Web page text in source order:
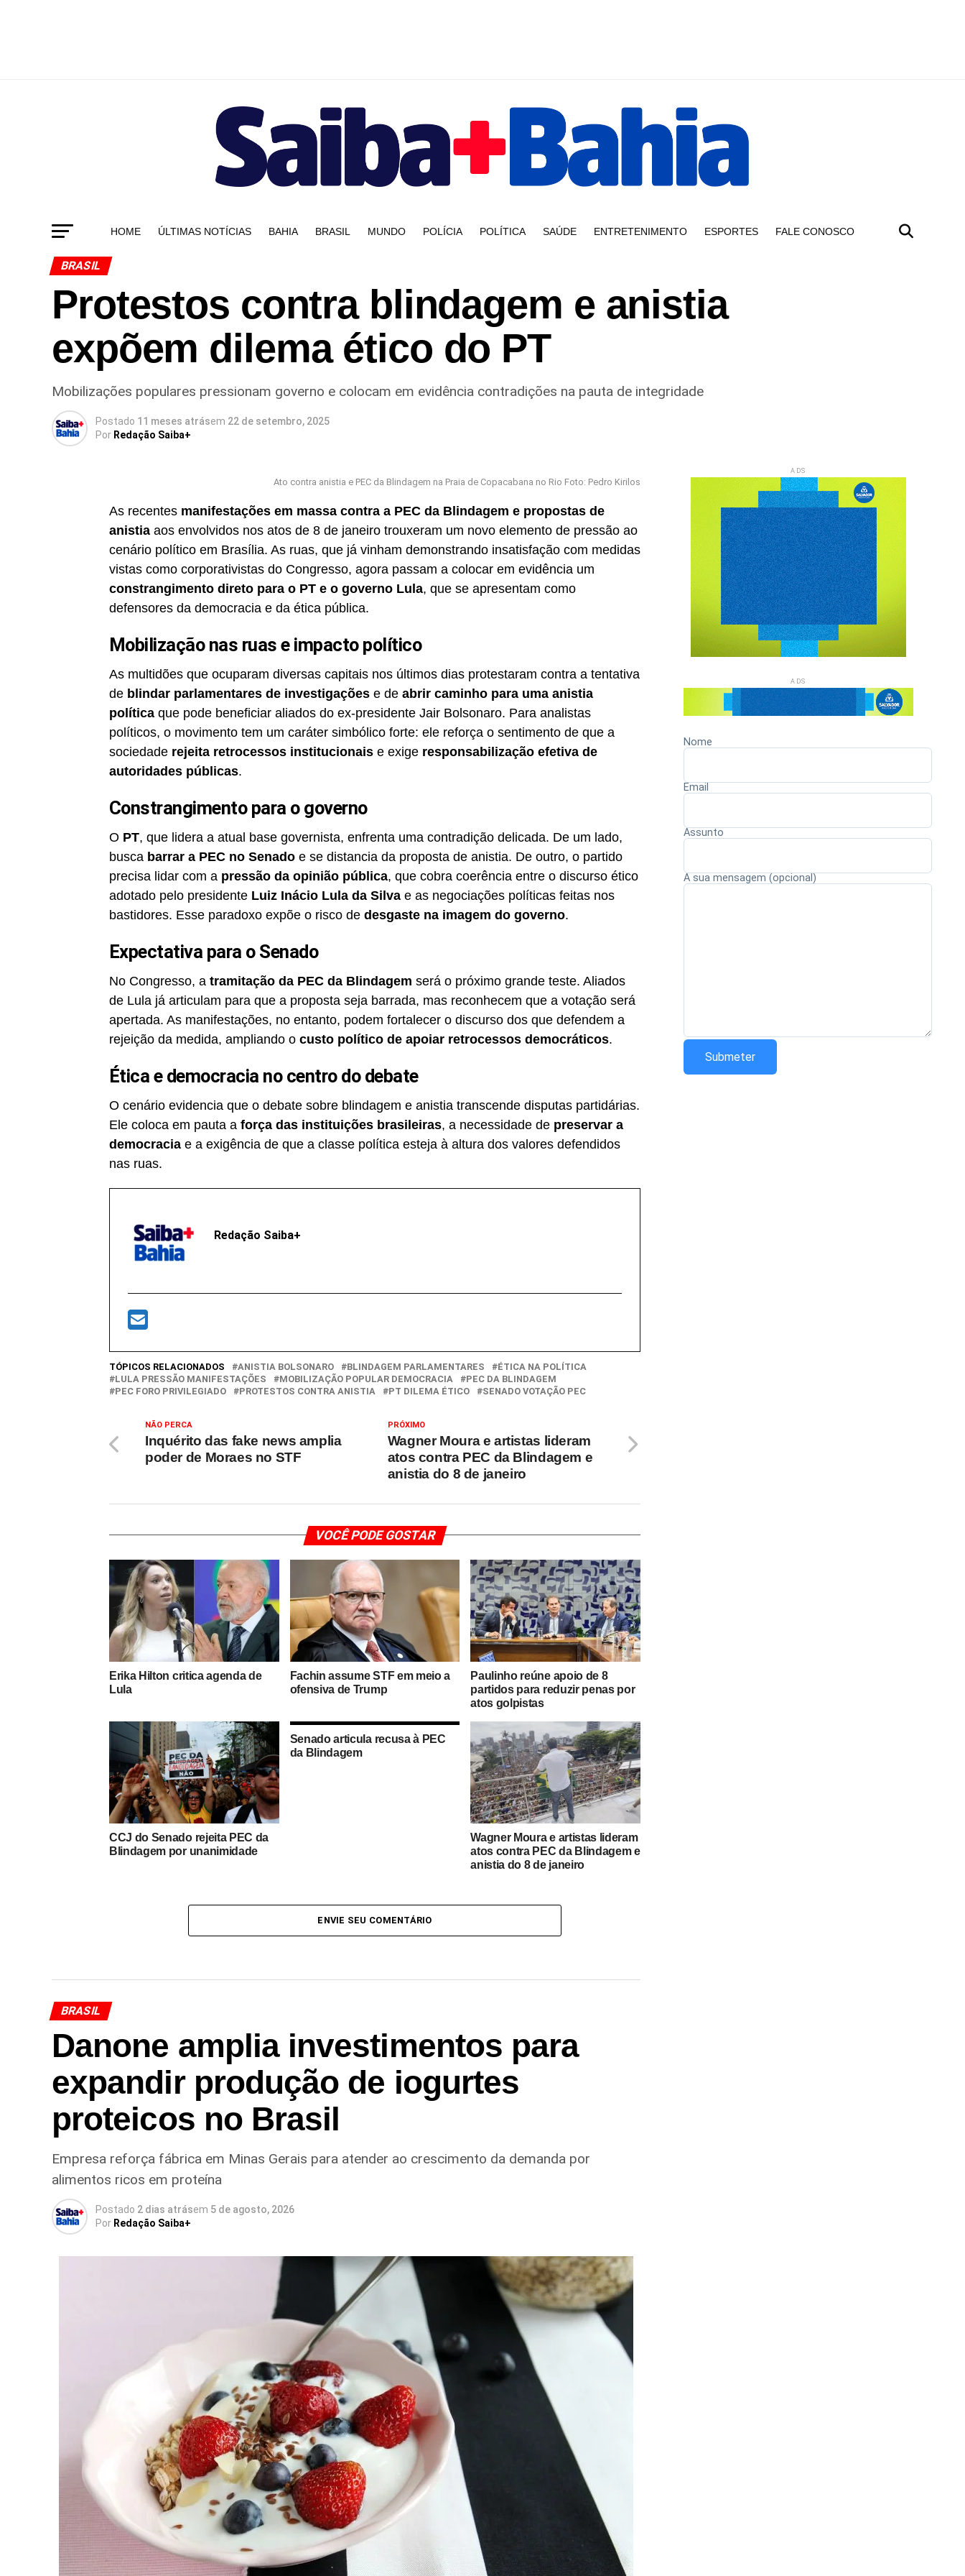
HOME ÚLTIMAS NOTÍCIAS BAHIA BRASIL MUNDO POLÍCIA POLÍTICA SAÚDE ENTRETENIMENTO ESPORTES FALE CONOSCO
BRASIL
Protestos contra blindagem e anistia
expõem dilema ético do PT
Mobilizações populares pressionam governo e colocam em evidência contradições na pauta de integridade
Postado 11 meses atrásem 22 de setembro, 2025
Por Redação Saiba+
Ato contra anistia e PEC da Blindagem na Praia de Copacabana no Rio Foto: Pedro Kirilos
As recentes manifestações em massa contra a PEC da Blindagem e propostas de
anistia aos envolvidos nos atos de 8 de janeiro trouxeram um novo elemento de pressão ao
cenário político em Brasília. As ruas, que já vinham demonstrando insatisfação com medidas
vistas como corporativistas do Congresso, agora passam a colocar em evidência um
constrangimento direto para o PT e o governo Lula, que se apresentam como
defensores da democracia e da ética pública.
Mobilização nas ruas e impacto político
As multidões que ocuparam diversas capitais nos últimos dias protestaram contra a tentativa
de blindar parlamentares de investigações e de abrir caminho para uma anistia
política que pode beneficiar aliados do ex-presidente Jair Bolsonaro. Para analistas
políticos, o movimento tem um caráter simbólico forte: ele reforça o sentimento de que a
sociedade rejeita retrocessos institucionais e exige responsabilização efetiva de
autoridades públicas.
Constrangimento para o governo
O PT, que lidera a atual base governista, enfrenta uma contradição delicada. De um lado,
busca barrar a PEC no Senado e se distancia da proposta de anistia. De outro, o partido
precisa lidar com a pressão da opinião pública, que cobra coerência entre o discurso ético
adotado pelo presidente Luiz Inácio Lula da Silva e as negociações políticas feitas nos
bastidores. Esse paradoxo expõe o risco de desgaste na imagem do governo.
Expectativa para o Senado
No Congresso, a tramitação da PEC da Blindagem será o próximo grande teste. Aliados
de Lula já articulam para que a proposta seja barrada, mas reconhecem que a votação será
apertada. As manifestações, no entanto, podem fortalecer o discurso dos que defendem a
rejeição da medida, ampliando o custo político de apoiar retrocessos democráticos.
Ética e democracia no centro do debate
O cenário evidencia que o debate sobre blindagem e anistia transcende disputas partidárias.
Ele coloca em pauta a força das instituições brasileiras, a necessidade de preservar a
democracia e a exigência de que a classe política esteja à altura dos valores defendidos
nas ruas.
Redação Saiba+
TÓPICOS RELACIONADOS ANISTIA BOLSONARO BLINDAGEM PARLAMENTARES
ÉTICA NA POLÍTICA
LULA PRESSÃO MANIFESTAÇÕES
MOBILIZAÇÃO POPULAR DEMOCRACIA
PEC DA BLINDAGEM
PEC FORO PRIVILEGIADO
PROTESTOS CONTRA ANISTIA PT DILEMA ÉTICO SENADO VOTAÇÃO PEC
PRÓXIMO
Wagner Moura e artistas lideram
atos contra PEC da Blindagem e
anistia do 8 de janeiro
NÃO PERCA
Inquérito das fake news amplia
poder de Moraes no STF
VOCÊ PODE GOSTAR
Erika Hilton critica agenda de
Lula
Fachin assume STF em meio a
ofensiva de Trump
Paulinho reúne apoio de 8
partidos para reduzir penas por
atos golpistas
CCJ do Senado rejeita PEC da
Blindagem por unanimidade
Senado articula recusa à PEC
da Blindagem
Wagner Moura e artistas lideram
atos contra PEC da Blindagem e
anistia do 8 de janeiro
ENVIE SEU COMENTÁRIO
BRASIL
Danone amplia investimentos para
expandir produção de iogurtes
proteicos no Brasil
Empresa reforça fábrica em Minas Gerais para atender ao crescimento da demanda por
alimentos ricos em proteína
Postado 2 dias atrásem 5 de agosto, 2026
Por Redação Saiba+
ADS
ADS
Nome
Email
Assunto
A sua mensagem (opcional)